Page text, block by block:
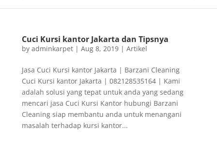
Cuci Kursi kantor Jakarta dan Tipsnya
by adminkarpet| Aug 8, 2019| Artikel
Jasa Cuci Kursi kantor Jakarta | Barzani Cleaning
Cuci Kursi kantor Jakarta | 082128535164 | Kami
adalah solusi yang tepat untuk anda yang sedang
mencari jasa Cuci Kursi Kantor hubungi Barzani
Cleaning siap membantu anda untuk menangani
masalah terhadap kursi kantor...